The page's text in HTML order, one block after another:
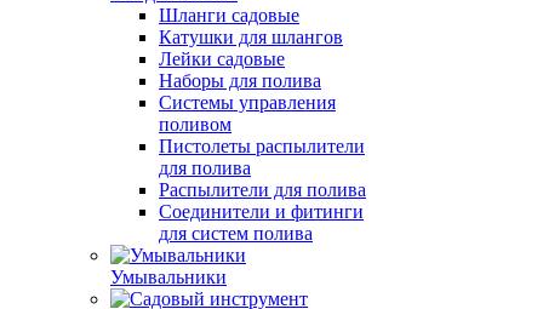
Шланги садовые
Катушки для шлангов
Лейки садовые
Наборы для полива
Системы управления
поливом
Пистолеты распылители
для полива
Распылители для полива
Соединители и фитинги
для систем полива
Умывальники